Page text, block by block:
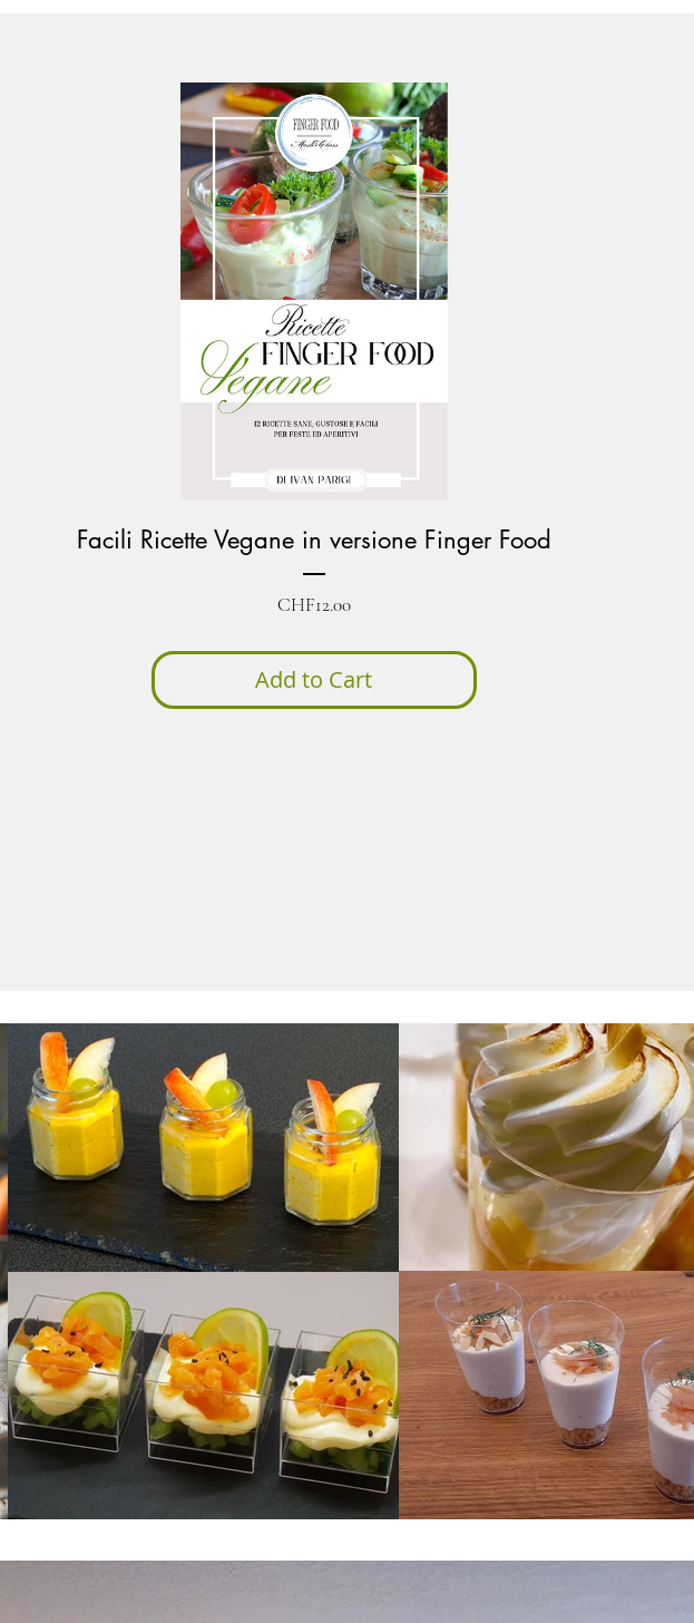
Facili Ricette Vegane in versione Finger Food
CHF12.00Price
Add to Cart